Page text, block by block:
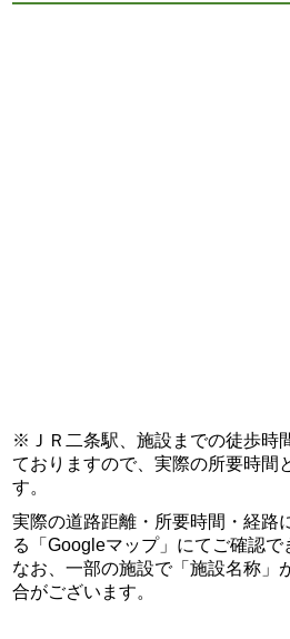
※ＪＲ二条駅、施設までの徒歩時
ておりますので、実際の所要時間
す。
実際の道路距離・所要時間・経路
る「Googleマップ」にてご確認で
なお、一部の施設で「施設名称」
合がございます。